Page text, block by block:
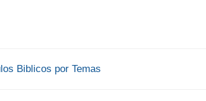
Biblicos por Temas